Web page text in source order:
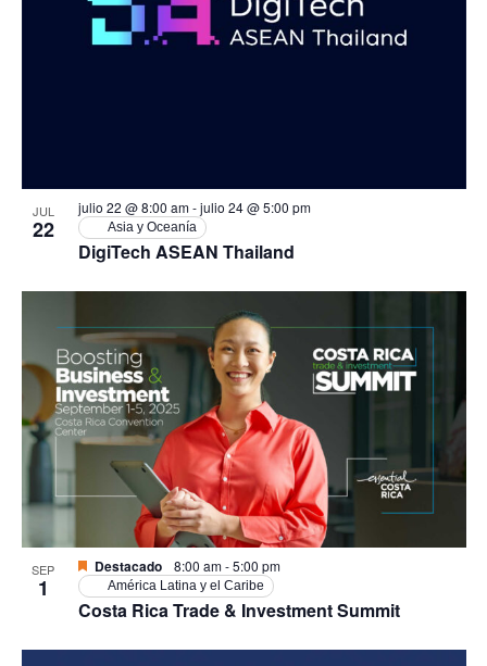
JUL
22
DigiTech ASEAN Thailand
julio 22 @ 8:00 am-julio 24 @ 5:00 pm
Asia y Oceanía
SEP
1
Costa Rica Trade & Investment Summit
Destacado 8:00 am-5:00 pm
América Latina y el Caribe